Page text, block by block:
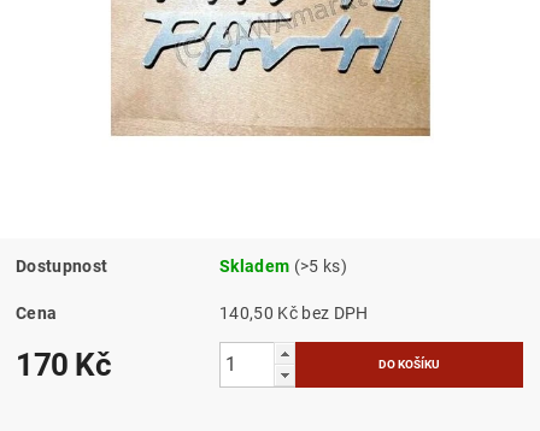
Dostupnost Skladem (>5 ks)
Cena 140,50 Kč bez DPH
170 Kč